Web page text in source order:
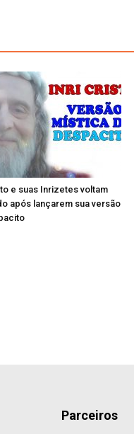
e suas Inrizetes voltam
após lançarem sua versão
Parceiros